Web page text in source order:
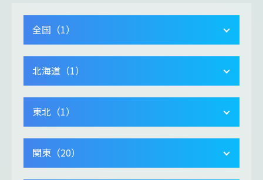
全国（1）
北海道（1）
東北（1）
関東（20）